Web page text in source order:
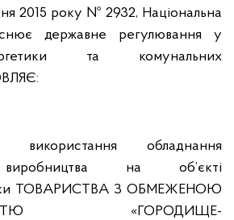
2015 року № 2932, Національна
державне регулювання у
та комунальних
використання обладнання
виробництва на об’єкті
ТОВАРИСТВА З ОБМЕЖЕНОЮ
«ГОРОДИЩЕ-